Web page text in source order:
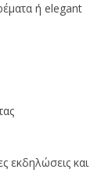
ή elegant
εκδηλώσεις και